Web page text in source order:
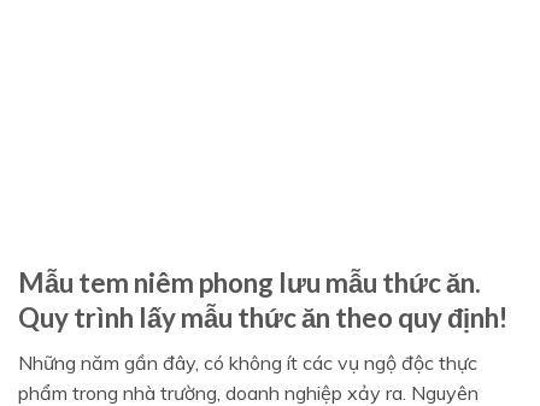
Mẫu tem niêm phong lưu mẫu thức ăn.
Quy trình lấy mẫu thức ăn theo quy định!
Những năm gần đây, có không ít các vụ ngộ độc thực
phẩm trong nhà trường, doanh nghiệp xảy ra. Nguyên